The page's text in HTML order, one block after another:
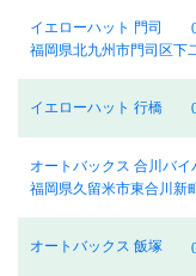
イエローハット 門司
福岡県北九州市門司区下
イエローハット 行橋
オートバックス 合川バイ
福岡県久留米市東合川新
オートバックス 飯塚